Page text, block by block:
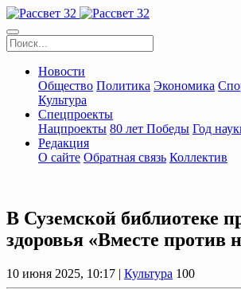
Новости
Общество Политика Экономика
Культура
Спецпроекты
Нацпроекты 80 лет Победы Год
Редакция
О сайте Обратная связь Коллектив
В Суземской библиотеке
здоровья «Вместе против
10 июня 2025, 10:17 | Культура 100